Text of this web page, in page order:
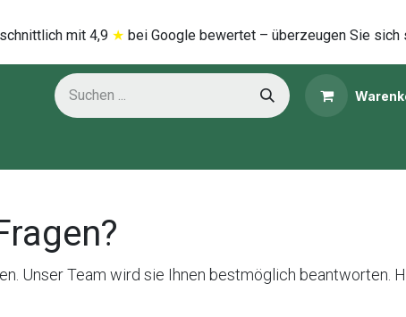
mi​t 4,9 ★ bei Google bewertet – überzeugen Sie sich
Unser Team wird sie Ihnen bestmöglich beantworten.